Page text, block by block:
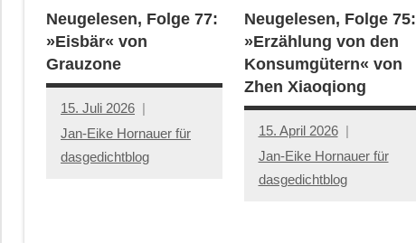
Neugelesen, Folge 77:
»Eisbär« von
Grauzone
15. Juli 2026
Jan-Eike Hornauer für
dasgedichtblog
Neugelesen, Folge 75:
»Erzählung von den
Konsumgütern« von
Zhen Xiaoqiong
15. April 2026
Jan-Eike Hornauer für
dasgedichtblog